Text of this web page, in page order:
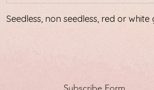
Seedless, non seedless, red or white